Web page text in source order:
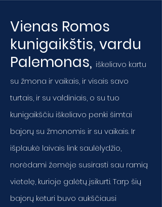
Vienas Romos
kunigaikštis, vardu
Palemonas, iškeliavo kartu
su žmona ir vaikais, ir visais savo
turtais, ir su valdiniais, o su tuo
kunigaikščiu iškeliavo penki šimtai
bajorų su žmonomis ir su vaikais. Ir
išplaukė laivais link saulėlydžio,
norėdami žemėje susirasti sau ramią
vietelę, kurioje galėtų įsikurti. Tarp šių
bajorų keturi buvo aukščiausi